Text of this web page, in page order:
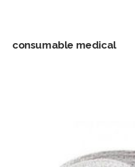
consumable medical